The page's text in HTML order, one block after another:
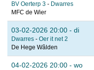
BV Oerterp 3 - Dwarres
MFC de Wier
03-02-2026 20:00 - di
Dwarres - Oer it net 2
De Hege Wâlden
04-02-2026 20:00 - wo